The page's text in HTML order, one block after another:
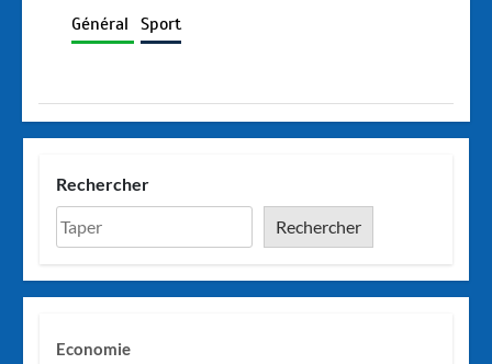
Général Sport
Rechercher
Rechercher
Economie